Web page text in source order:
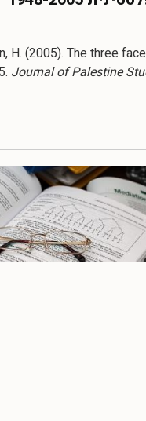
H. (2005). The three
Journal of Palestine